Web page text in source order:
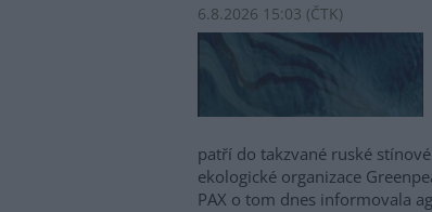
6.8.2026 15:03 (ČTK)
patří do takzvané ruské
ekologické organizace
PAX o tom dnes informovala